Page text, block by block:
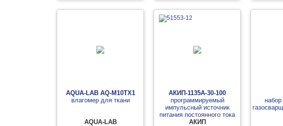
AQUA-LAB AQ-M10TX1
влагомер для ткани
AQUA-LAB
АКИП-1135А-30-100
программируемый
импульсный источник
питания постоянного тока
мощностью до 3000 Вт
АКИП